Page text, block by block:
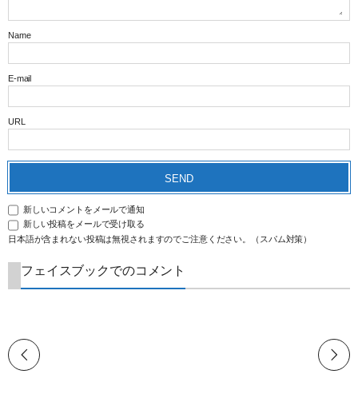
Name
E-mail
URL
新しいコメントをメールで通知
新しい投稿をメールで受け取る
日本語が含まれない投稿は無視されますのでご注意ください。（スパム対策）
フェイスブックでのコメント